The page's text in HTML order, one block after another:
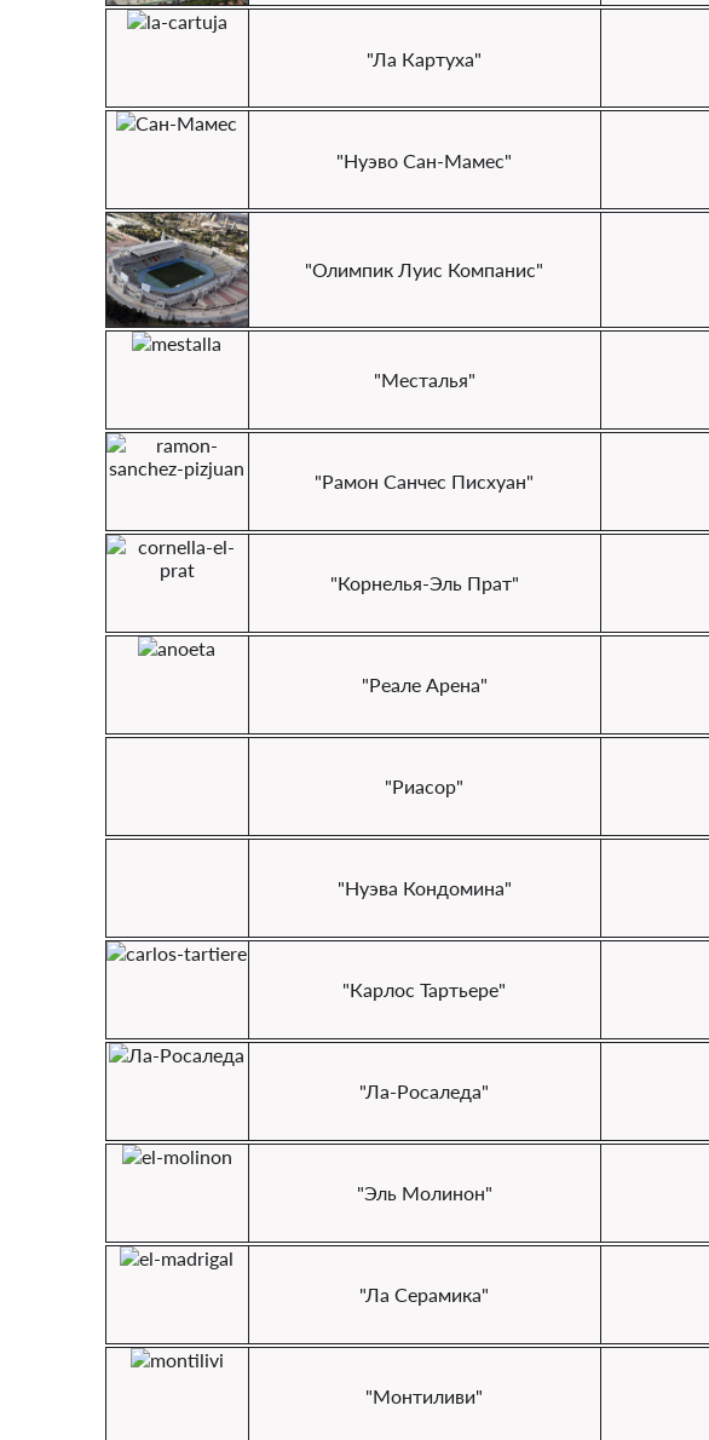
"Ла Картуха"
"Нуэво Сан-Мамес"
"Олимпик Луис Компанис"
"Месталья"
"Рамон Санчес Писхуан"
"Корнелья-Эль Прат"
"Реале Арена"
"Риасор"
"Нуэва Кондомина"
"Карлос Тартьере"
"Ла-Росаледа"
"Эль Молинон"
"Ла Серамика"
"Монтиливи"